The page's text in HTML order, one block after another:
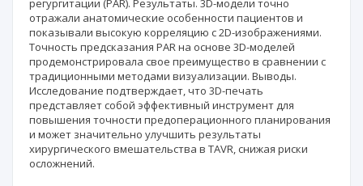
регургитации (PAR). Результаты. 3D-модели точно
отражали анатомические особенности пациентов и
показывали высокую корреляцию с 2D-изображениями.
Точность предсказания PAR на основе 3D-моделей
продемонстрировала свое преимущество в сравнении с
традиционными методами визуализации. Выводы.
Исследование подтверждает, что 3D-печать
представляет собой эффективный инструмент для
повышения точности предоперационного планирования
и может значительно улучшить результаты
хирургического вмешательства в TAVR, снижая риски
осложнений.